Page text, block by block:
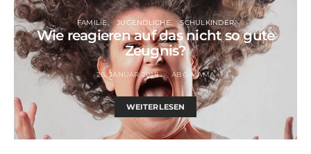
FAMILIE JUGENDLICHE SCHULKINDER
Wie reagieren auf das nicht so gute
Zeugnis?
26. JANUAR 2018 ABC-MAMA
WEITERLESEN